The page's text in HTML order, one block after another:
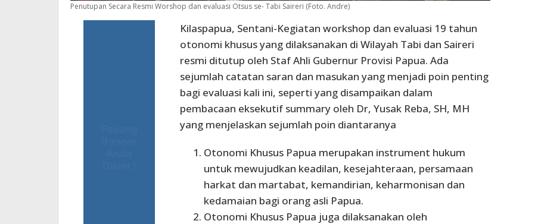
Penutupan Secara Resmi Worshop dan evaluasi Otsus se- Tabi Saireri (Foto. Andre)
Kilaspapua, Sentani-Kegiatan workshop dan evaluasi 19 tahun
otonomi khusus yang dilaksanakan di Wilayah Tabi dan Saireri
resmi ditutup oleh Staf Ahli Gubernur Provisi Papua. Ada
sejumlah catatan saran dan masukan yang menjadi poin penting
bagi evaluasi kali ini, seperti yang disampaikan dalam
pembacaan eksekutif summary oleh Dr, Yusak Reba, SH, MH
yang menjelaskan sejumlah poin diantaranya
Otonomi Khusus Papua merupakan instrument hukum
untuk mewujudkan keadilan, kesejahteraan, persamaan
harkat dan martabat, kemandirian, keharmonisan dan
kedamaian bagi orang asli Papua.
Otonomi Khusus Papua juga dilaksanakan oleh